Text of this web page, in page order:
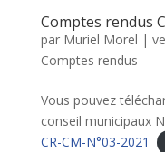
Comptes rendus
par Muriel Morel |
Comptes rendus
Vous pouvez
conseil municipaux
CR-CM-N°03-2021